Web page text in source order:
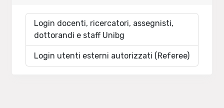
Login docenti, ricercatori, assegnisti,
dottorandi e staff Unibg
Login utenti esterni autorizzati (Referee)